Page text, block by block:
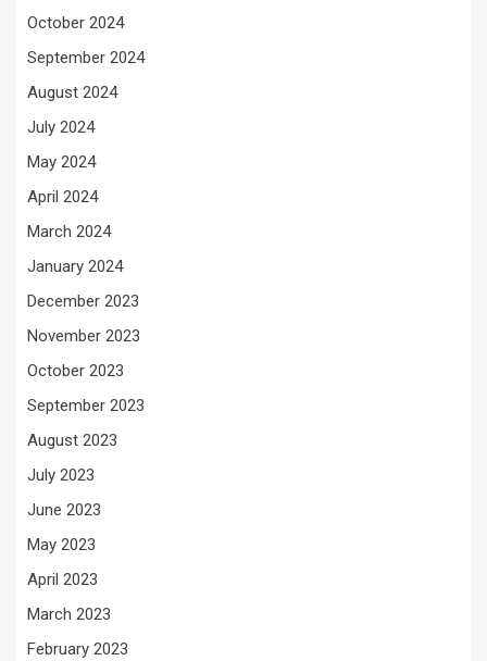
October 2024
September 2024
August 2024
July 2024
May 2024
April 2024
March 2024
January 2024
December 2023
November 2023
October 2023
September 2023
August 2023
July 2023
June 2023
May 2023
April 2023
March 2023
February 2023